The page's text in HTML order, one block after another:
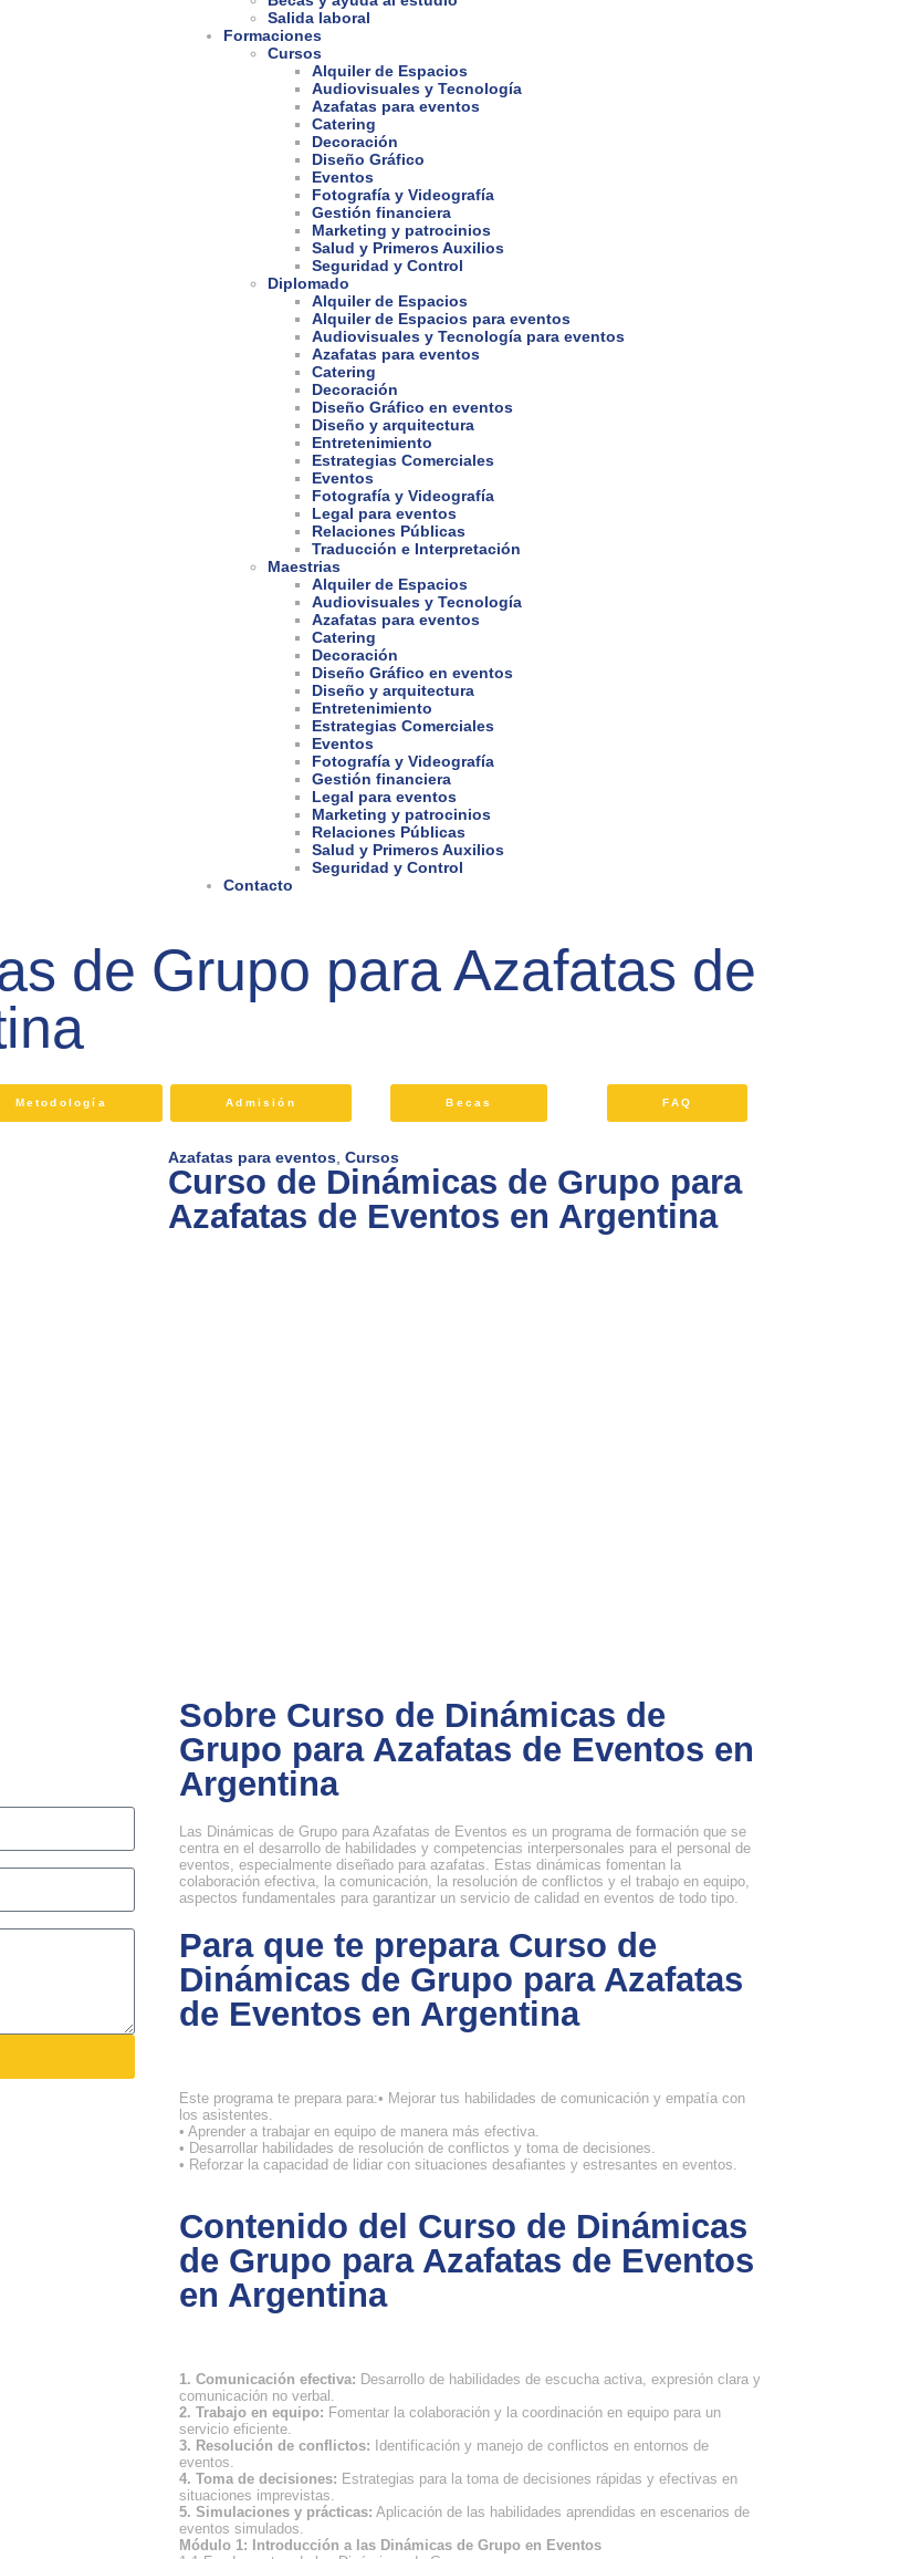
Salida laboral
Formaciones
Cursos
Alquiler de Espacios
Audiovisuales y Tecnología
Azafatas para eventos
Catering
Decoración
Diseño Gráfico
Eventos
Fotografía y Videografía
Gestión financiera
Marketing y patrocinios
Salud y Primeros Auxilios
Seguridad y Control
Diplomado
Alquiler de Espacios
Alquiler de Espacios para eventos
Audiovisuales y Tecnología para eventos
Azafatas para eventos
Catering
Decoración
Diseño Gráfico en eventos
Diseño y arquitectura
Entretenimiento
Estrategias Comerciales
Eventos
Fotografía y Videografía
Legal para eventos
Relaciones Públicas
Traducción e Interpretación
Maestrias
Alquiler de Espacios
Audiovisuales y Tecnología
Azafatas para eventos
Catering
Decoración
Diseño Gráfico en eventos
Diseño y arquitectura
Entretenimiento
Estrategias Comerciales
Eventos
Fotografía y Videografía
Gestión financiera
Legal para eventos
Marketing y patrocinios
Relaciones Públicas
Salud y Primeros Auxilios
Seguridad y Control
Contacto
de Grupo para Azafatas de
Metodología Admisión Becas FAQ
Azafatas para eventos Cursos
Curso de Dinámicas de Grupo para
Azafatas de Eventos en Argentina
Sobre Curso de Dinámicas de
Grupo para Azafatas de Eventos en
Argentina
Las Dinámicas de Grupo para Azafatas de Eventos es un programa de formación que se
centra en el desarrollo de habilidades y competencias interpersonales para el personal de
eventos, especialmente diseñado para azafatas. Estas dinámicas fomentan la
colaboración efectiva, la comunicación, la resolución de conflictos y el trabajo en equipo,
aspectos fundamentales para garantizar un servicio de calidad en eventos de todo tipo.
Para que te prepara Curso de
Dinámicas de Grupo para Azafatas
de Eventos en Argentina
Este programa te prepara para:• Mejorar tus habilidades de comunicación y empatía con
los asistentes.
• Aprender a trabajar en equipo de manera más efectiva.
• Desarrollar habilidades de resolución de conflictos y toma de decisiones.
• Reforzar la capacidad de lidiar con situaciones desafiantes y estresantes en eventos.
Contenido del Curso de Dinámicas
de Grupo para Azafatas de Eventos
en Argentina
1. Comunicación efectiva: Desarrollo de habilidades de escucha activa, expresión clara y
comunicación no verbal.
2. Trabajo en equipo: Fomentar la colaboración y la coordinación en equipo para un
servicio eficiente.
3. Resolución de conflictos: Identificación y manejo de conflictos en entornos de
eventos.
4. Toma de decisiones: Estrategias para la toma de decisiones rápidas y efectivas en
situaciones imprevistas.
5. Simulaciones y prácticas: Aplicación de las habilidades aprendidas en escenarios de
eventos simulados.
Módulo 1: Introducción a las Dinámicas de Grupo en Eventos